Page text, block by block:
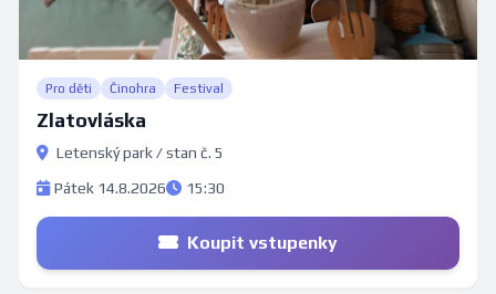
Pro děti Činohra Festival
Zlatovláska
Letenský park / stan č. 5
Pátek 14.8.2026
15:30
Koupit vstupenky